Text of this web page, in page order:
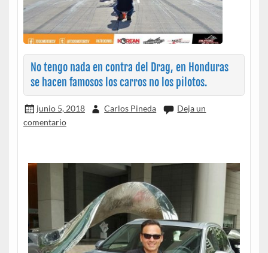
No tengo nada en contra del Drag, en Honduras
se hacen famosos los carros no los pilotos.
junio 5, 2018 Carlos Pineda
Deja un
comentario